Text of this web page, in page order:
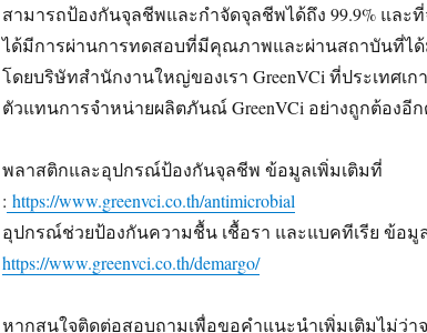
สามารถป้องกันจุลชีพและกำจัดจุลชีพได้ถึง 99.9% แล
ได้มีการผ่านการทดสอบที่มีคุณภาพและผ่านสถาบันที่ได้
โดยบริษัทสำนักงานใหญ่ของเรา GreenVCi ที่ประเทศเ
ตัวแทนการจำหน่ายผลิตภันณ์ GreenVCi อย่างถูกต้องอีก
พลาสติกและอุปกรณ์ป้องกันจุลชีพ ข้อมูลเพิ่มเติมที่
: https://www.greenvci.co.th/antimicrobial
อุปกรณ์ช่วยป้องกันความชื้น เชื้อรา และแบคทีเรีย ข้อมู
https://www.greenvci.co.th/demargo/
หากสนใจติดต่อสอบถามเพื่อขอคำแนะนำเพิ่มเติมไม่ว่า